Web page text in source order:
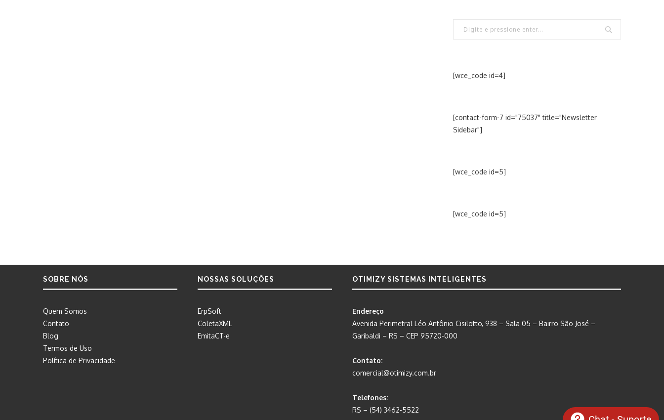
[wce_code id=4]
[contact-form-7 id="75037" title="Newsletter
Sidebar"]
[wce_code id=5]
[wce_code id=5]
SOBRE NÓS
Quem Somos
Contato
Blog
Termos de Uso
Política de Privacidade
NOSSAS SOLUÇÕES
ErpSoft
ColetaXML
EmitaCT-e
OTIMIZY SISTEMAS INTELIGENTES
Endereço
Avenida Perimetral Léo Antônio Cisilotto, 938 – Sala 05 – Bairro São José –
Garibaldi – RS – CEP 95720-000
Contato:
comercial@otimizy.com.br
Telefones:
RS – (54) 3462-5522